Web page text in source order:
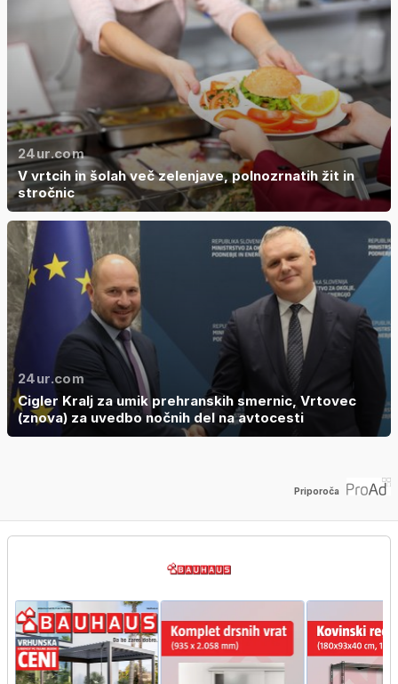
24ur.com
V vrtcih in šolah več zelenjave, polnozrnatih žit in
stročnic
24ur.com
Cigler Kralj za umik prehranskih smernic, Vrtovec
(znova) za uvedbo nočnih del na avtocesti
Priporoča